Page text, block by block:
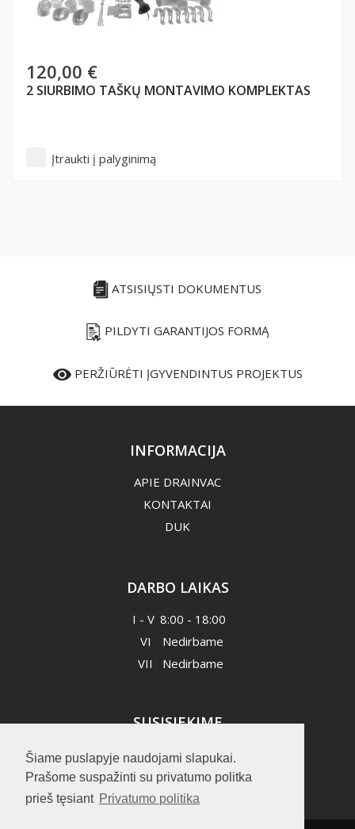
Šiame puslapyje naudojami slapukai.
Prašome suspažinti su privatumo politka
prieš tęsiant Privatumo politika
120,00 €
2 SIURBIMO TAŠKŲ MONTAVIMO KOMPLEKTAS
Įtraukti į palyginimą
ATSISIŲSTI DOKUMENTUS
PILDYTI GARANTIJOS FORMĄ
PERŽIŪRĖTI ĮGYVENDINTUS PROJEKTUS
INFORMACIJA
APIE DRAINVAC
KONTAKTAI
DUK
DARBO LAIKAS
I - V 8:00 - 18:00
VI
Nedirbame
VII
Nedirbame
SUSISIEKIME
+370 644 88885
info@idvgroup.lt